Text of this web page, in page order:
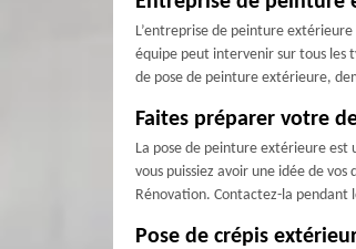
L’entreprise de peinture
équipe peut intervenir sur tous les
de pose de peinture extérieure,
Faites préparer votre
La pose de peinture extérieure
vous puissiez avoir une idée de
Rénovation. Contactez-la pendant
Pose de crépis